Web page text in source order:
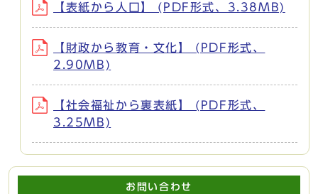
【表紙から人口】 (PDF形式、3.38MB)
【財政から教育・文化】 (PDF形式、
2.90MB)
【社会福祉から裏表紙】 (PDF形式、
3.25MB)
お問い合わせ